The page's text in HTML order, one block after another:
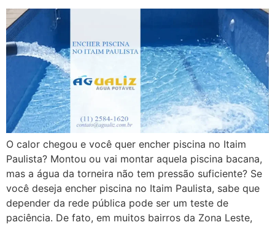
O calor chegou e você quer encher piscina no Itaim
Paulista? Montou ou vai montar aquela piscina bacana,
mas a água da torneira não tem pressão suficiente? Se
você deseja encher piscina no Itaim Paulista, sabe que
depender da rede pública pode ser um teste de
paciência. De fato, em muitos bairros da Zona Leste,